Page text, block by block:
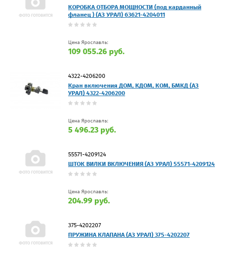
КОРОБКА ОТБОРА МОЩНОСТИ (под карданный
фланец ) (АЗ УРАЛ) 63621-4204011
Цена Ярославль:
109 055.26 руб.
4322-4206200
Кран включения ДОМ, КДОМ, КОМ, БМКД (АЗ
УРАЛ) 4322-4206200
Цена Ярославль:
5 496.23 руб.
55571-4209124
ШТОК ВИЛКИ ВКЛЮЧЕНИЯ (АЗ УРАЛ) 55571-4209124
Цена Ярославль:
204.99 руб.
375-4202207
ПРУЖИНА КЛАПАНА (АЗ УРАЛ) 375-4202207